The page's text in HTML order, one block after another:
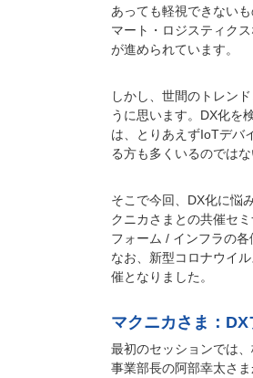
あっても軽視できない
マート・ロジスティク
が進められています。
しかし、世間のトレン
うに思います。DX化を
は、とりあえずIoTデバ
る方も多くいるのではな
そこで今回、DX化に悩
クニカさまとの共催セ
フォーム / インフラの
なお、新型コロナウイ
催となりました。
マクニカさま：
最初のセッションでは
事業部長の阿部幸太さ